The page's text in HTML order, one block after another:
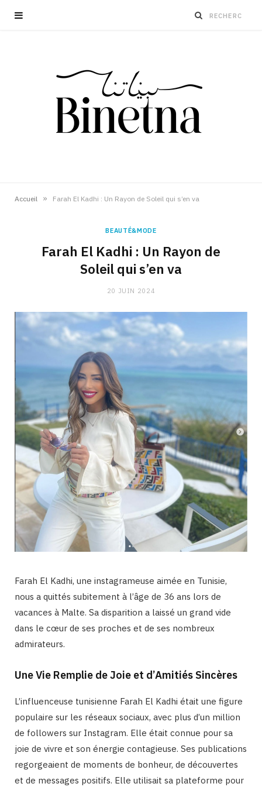
Accueil » Farah El Kadhi : Un Rayon de Soleil qui s’en va
BEAUTÉ&MODE
Farah El Kadhi : Un Rayon de
Soleil qui s’en va
20 JUIN 2024
Farah El Kadhi, une instagrameuse aimée en Tunisie,
nous a quittés subitement à l’âge de 36 ans lors de
vacances à Malte. Sa disparition a laissé un grand vide
dans le cœur de ses proches et de ses nombreux
admirateurs.
Une Vie Remplie de Joie et d’Amitiés Sincères
L’influenceuse tunisienne Farah El Kadhi était une figure
populaire sur les réseaux sociaux, avec plus d’un million
de followers sur Instagram. Elle était connue pour sa
joie de vivre et son énergie contagieuse. Ses publications
regorgeaient de moments de bonheur, de découvertes
et de messages positifs. Elle utilisait sa plateforme pour